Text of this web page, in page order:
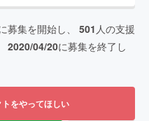
募集を開始し、 501 人の支援
2020/04/20に募集を終了し
をやってほしい